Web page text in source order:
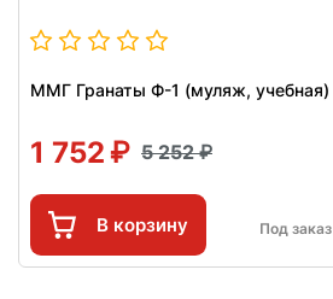
ММГ Гранаты Ф-1 (муляж, учебная)
1 752 5 252
В корзину Под заказ